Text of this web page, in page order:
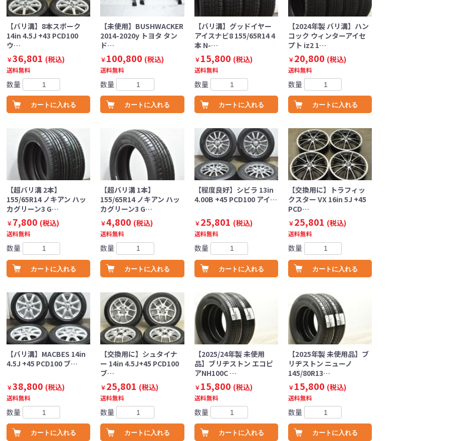
【バリ溝】8本スポーク
14in 4.5J +43 PCD100
ウ…
￥36,801 (税込)
送料無料
数量
カートに入れる
【未使用】BUSHWACKER
2014-2020y トヨタ タン
ド…
￥100,800 (税込)
送料無料
数量
カートに入れる
【バリ溝】グッドイヤー
アイスナビ8 155/65R14 4
本 N-…
￥15,800 (税込)
送料無料
数量
カートに入れる
【2024年製 バリ溝】ハン
コック ウィンターアイセ
プト iz2 1…
￥20,800 (税込)
送料無料
数量
カートに入れる
【超バリ溝 2本】
155/65R14 ノキアン ハッ
カグリーン3 G…
￥7,800 (税込)
送料無料
数量
カートに入れる
【超バリ溝 1本】
155/65R14 ノキアン ハッ
カグリーン3 G…
￥4,800 (税込)
送料無料
数量
カートに入れる
【程度良好】シビラ 13in
4.00B +45 PCD100 アイ…
￥25,801 (税込)
送料無料
数量
カートに入れる
【交換用に】トラフィッ
クスター VX 16in 5J +45
PCD…
￥25,801 (税込)
送料無料
数量
カートに入れる
【バリ溝】MACBES 14in
4.5J +45 PCD100 ブ…
￥38,800 (税込)
送料無料
数量
カートに入れる
【交換用に】シュタイナ
ー 14in 4.5J+45 PCD100
ブ…
￥25,801 (税込)
送料無料
数量
カートに入れる
【2025/24年製 未使用
品】ブリヂストン エコピ
アNH100C …
￥15,800 (税込)
送料無料
数量
カートに入れる
【2025年製 未使用品】ブ
リヂストン ニューノ
145/80R13…
￥15,800 (税込)
送料無料
数量
カートに入れる